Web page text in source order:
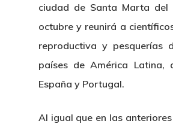
ciudad de Santa Marta
octubre y reunirá a
reproductiva y pesquerías
países de América Latina,
España y Portugal.
Al igual que en las